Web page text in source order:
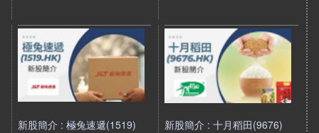
新股簡介 : 極兔速遞(1519)
新股簡介 : 十月稻田(9676)